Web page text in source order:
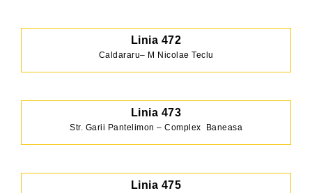
Linia 472
Caldararu– M Nicolae Teclu
Linia 473
Str. Garii Pantelimon – Complex Baneasa
Linia 475